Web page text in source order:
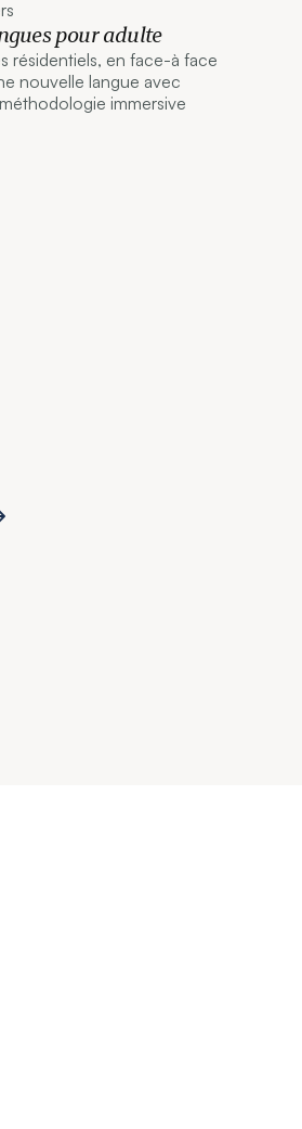
pour adulte
résidentiels, en face-à face
nouvelle langue avec
immersive